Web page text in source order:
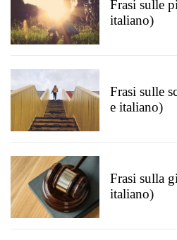
Frasi sulle
italiano)
Frasi sulle
e italiano)
Frasi sulla
italiano)